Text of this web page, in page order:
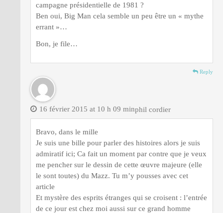
campagne présidentielle de 1981 ?
Ben oui, Big Man cela semble un peu être un « mythe
errant »…
Bon, je file…
Reply
phil cordier
16 février 2015 at 10 h 09 min
Bravo, dans le mille
Je suis une bille pour parler des histoires alors je suis
admiratif ici; Ca fait un moment par contre que je veux
me pencher sur le dessin de cette œuvre majeure (elle
le sont toutes) du Mazz. Tu m’y pousses avec cet
article
Et mystère des esprits étranges qui se croisent : l’entrée
de ce jour est chez moi aussi sur ce grand homme